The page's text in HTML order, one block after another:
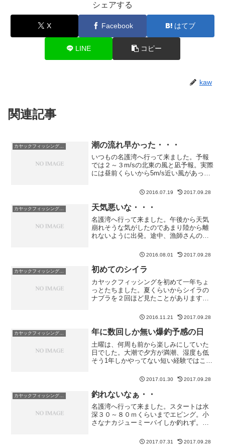
シェアする
X Facebook はてブ
LINE コピー
kaw
関連記事
カヤックフィッシング釣果 潮の流れ早かった・・・
いつもの名護湾へ行って来ました。予報
では２～３m/sの北東の風と凪予報。実際
には昼前くらいから5m/s近い風があった
風向きと潮の流れの方向が一緒でパラシ
す。朝マズメは、...
2016.07.19 2017.09.28
天気悪いな・・・
名護湾へ行って来ました。午後から天気
崩れそうな気がしたのであまり陸から離
れないように出発。途中、漁師さんの船
こちらに向かってきます。更に避けると
で大声なので２割くらいし...
2016.08.01 2017.09.28
初めてのシイラ
カヤックフィッシングを初めて一年ちょ
っとたちました。夏くらいからシイラの
ナブラを２回ほど見たことがあります。
グ出来ずに釣れず。２度目はカヤックに
は、ナブラというほどのも...
2016.11.21 2017.09.28
カヤックフィッシング釣果 年に数回しか無い爆釣予感の日
土曜は、何周も前から楽しみにしていた
日でした。大潮で夕方が満潮、湿度も低
そう1年しかやってない短い経験ではこう
過ぎから南東の風に変わってしまうこ
す。朝からソワソワしながら...
2017.01.30 2017.09.28
釣れないなぁ・・
名護湾へ行って来ました。スタートは水
深３０～８０ｍくらいまでエビング。小
さなナカジューミーバイしか釣れず。リ
～２００ｍのかけ下がりへ。何往復かし
2017.07.31 2017.09.28